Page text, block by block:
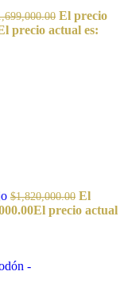
El precio
precio actual es:
$1,820,000.00 El
El precio actual